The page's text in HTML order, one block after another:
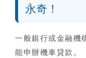
永奇！
一般銀行或金融機
能申辦機車貸款。